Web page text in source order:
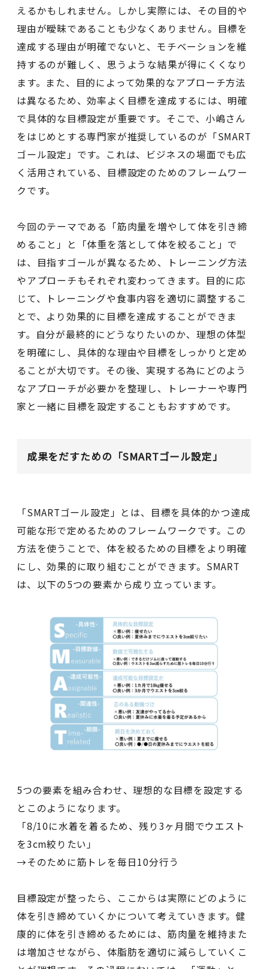
えるかもしれません。しかし実際には、その目的や
理由が曖昧であることも少なくありません。目標を
達成する理由が明確でないと、モチベーションを維
持するのが難しく、思うような結果が得にくくなり
ます。また、目的によって効果的なアプローチ方法
は異なるため、効率よく目標を達成するには、明確
で具体的な目標設定が重要です。そこで、小嶋さん
をはじめとする専門家が推奨しているのが「SMART
ゴール設定」です。これは、ビジネスの場面でも広
く活用されている、目標設定のためのフレームワー
クです。
今回のテーマである「筋肉量を増やして体を引き締
めること」と「体重を落として体を絞ること」で
は、目指すゴールが異なるため、トレーニング方法
やアプローチもそれぞれ変わってきます。目的に応
じて、トレーニングや食事内容を適切に調整するこ
とで、より効果的に目標を達成することができま
す。自分が最終的にどうなりたいのか、理想の体型
を明確にし、具体的な理由や目標をしっかりと定め
ることが大切です。その後、実現する為にどのよう
なアプローチが必要かを整理し、トレーナーや専門
家と一緒に目標を設定することもおすすめです。
成果をだすための「SMARTゴール設定」
「SMARTゴール設定」とは、目標を具体的かつ達成
可能な形で定めるためのフレームワークです。この
方法を使うことで、体を絞るための目標をより明確
にし、効果的に取り組むことができます。SMART
は、以下の5つの要素から成り立っています。
5つの要素を組み合わせ、理想的な目標を設定する
とこのようになります。
「8/10に水着を着るため、残り3ヶ月間でウエスト
を3cm絞りたい」
→そのために筋トレを毎日10分行う
目標設定が整ったら、ここからは実際にどのように
体を引き締めていくかについて考えていきます。健
康的に体を引き締めるためには、筋肉量を維持また
は増加させながら、体脂肪を適切に減らしていくこ